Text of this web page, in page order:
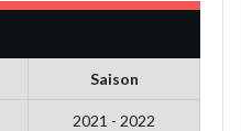
Saison
2021 - 2022